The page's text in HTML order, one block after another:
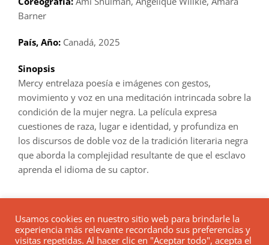
Barner
País, Año:Canadá, 2025
Sinopsis
Mercy entrelaza poesía e imágenes con gestos,
movimiento y voz en una meditación intrincada sobre la
condición de la mujer negra. La película expresa
cuestiones de raza, lugar e identidad, y profundiza en
los discursos de doble voz de la tradición literaria negra
que aborda la complejidad resultante de que el esclavo
aprenda el idioma de su captor.
Usamos cookies en nuestro sitio web para brindarle la
experiencia más relevante recordando sus preferencias y
visitas repetidas. Al hacer clic en "Aceptar todo", acepta el